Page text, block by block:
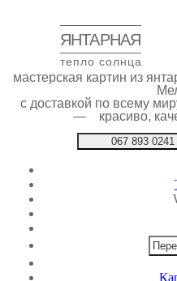
ЯНТАРНАЯ
тепло солнца
мастерская картин из
с доставкой по всему
— красиво,
067 893 0241